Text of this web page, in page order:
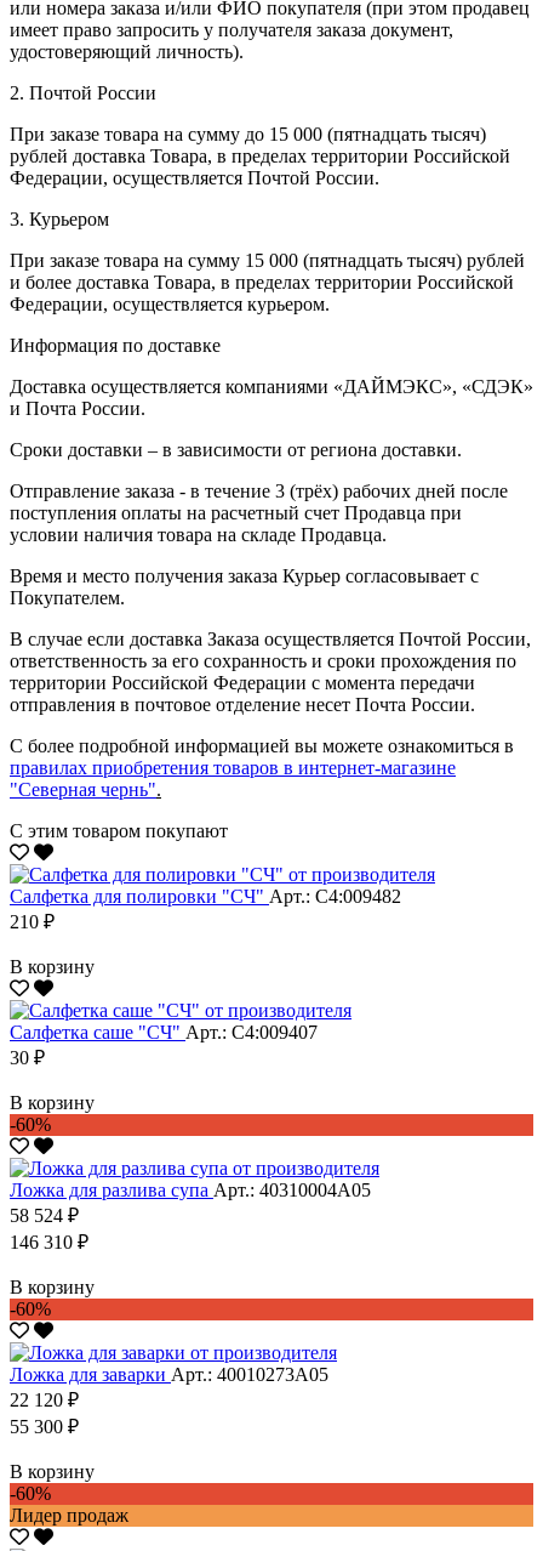
или номера заказа и/или ФИО покупателя (при этом продавец
имеет право запросить у получателя заказа документ,
удостоверяющий личность).
2. Почтой России
При заказе товара на сумму до 15 000 (пятнадцать тысяч)
рублей доставка Товара, в пределах территории Российской
Федерации, осуществляется Почтой России.
3. Курьером
При заказе товара на сумму 15 000 (пятнадцать тысяч) рублей
и более доставка Товара, в пределах территории Российской
Федерации, осуществляется курьером.
Информация по доставке
Доставка осуществляется компаниями «ДАЙМЭКС», «СДЭК»
и Почта России.
Сроки доставки – в зависимости от региона доставки.
Отправление заказа - в течение 3 (трёх) рабочих дней после
поступления оплаты на расчетный счет Продавца при
условии наличия товара на складе Продавца.
Время и место получения заказа Курьер согласовывает с
Покупателем.
В случае если доставка Заказа осуществляется Почтой России,
ответственность за его сохранность и сроки прохождения по
территории Российской Федерации с момента передачи
отправления в почтовое отделение несет Почта России.
С более подробной информацией вы можете ознакомиться в
правилах приобретения товаров в интернет-магазине
"Северная чернь".
С этим товаром покупают
Салфетка для полировки "CЧ" Арт.: С4:009482
210 ₽
В корзину
Салфетка саше "CЧ" Арт.: С4:009407
30 ₽
В корзину
-60%
Ложка для разлива супа Арт.: 40310004А05
58 524 ₽
146 310 ₽
В корзину
-60%
Ложка для заварки Арт.: 40010273А05
22 120 ₽
55 300 ₽
В корзину
-60%
Лидер продаж